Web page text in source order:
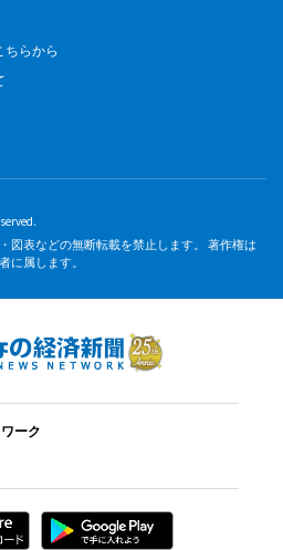
ちらから
図表などの無断転載を禁止します。 著作権は
に属します。
ーク